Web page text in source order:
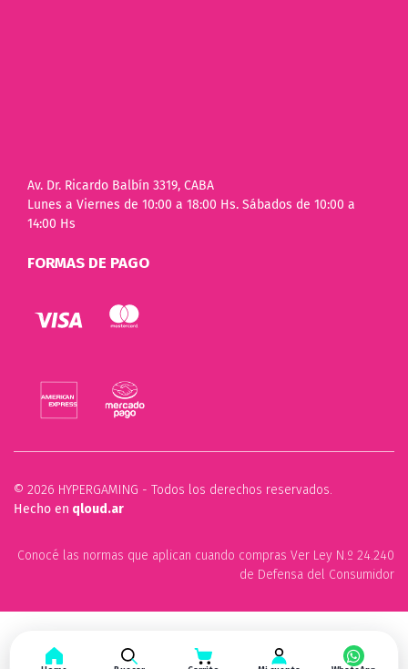
Av. Dr. Ricardo Balbín 3319, CABA
Lunes a Viernes de 10:00 a 18:00 Hs. Sábados de 10:00 a
14:00 Hs
FORMAS DE PAGO
© 2026 HYPERGAMING - Todos los derechos reservados.
Hecho en qloud.ar
Conocé las normas que aplican cuando compras Ver Ley N.º 24.240
de Defensa del Consumidor